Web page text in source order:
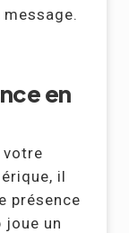
en
votre
il
présence
joue un